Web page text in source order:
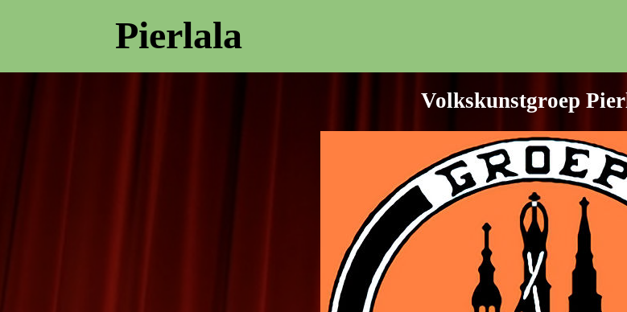
Pierlala
Volkskunstgroep